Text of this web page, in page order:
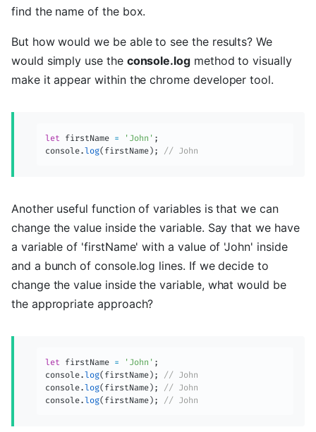
find the name of the box.
But how would we be able to see the results? We
would simply use the console.logmethod to visually
make it appear within the chrome developer tool.
let firstName = 'John' ;
console.log( firstName ) ; // John
Another useful function of variables is that we can
change the value inside the variable. Say that we have
a variable of 'firstName' with a value of 'John' inside
and a bunch of console.log lines. If we decide to
change the value inside the variable, what would be
the appropriate approach?
let firstName = 'John' ;
console.log( firstName ) ;
// John
console.log( firstName ) ;
// John
console.log( firstName ) ; // John